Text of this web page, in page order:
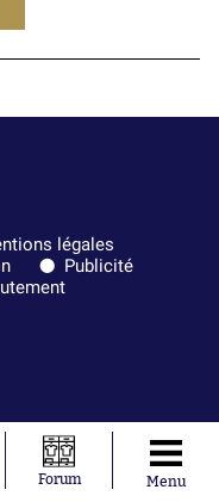
légales
Publicité
Forum Menu